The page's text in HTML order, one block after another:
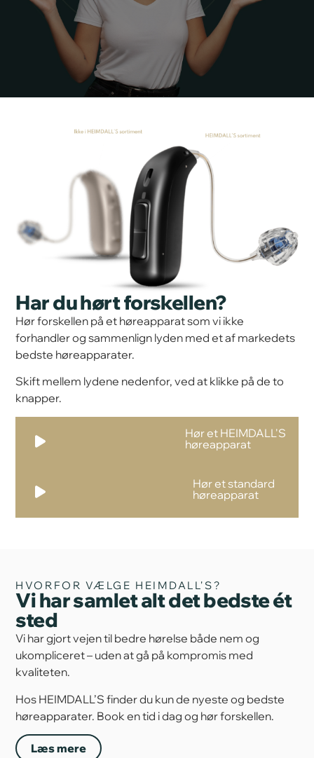
Har du hørt forskellen?
Hør forskellen på et høreapparat som vi ikke
forhandler og sammenlign lyden med et af markedets
bedste høreapparater.
Skift mellem lydene nedenfor, ved at klikke på de to
knapper.
Lydafspiller
Hør et HEIMDALL'S
høreapparat
Lydafspiller
Hør et standard
høreapparat
HVORFOR VÆLGE HEIMDALL'S?
Vi har samlet alt det bedste ét
sted
Vi har gjort vejen til bedre hørelse både nem og
ukompliceret – uden at gå på kompromis med
kvaliteten.
Hos HEIMDALL’S finder du kun de nyeste og bedste
høreapparater. Book en tid i dag og hør forskellen.
Læs mere